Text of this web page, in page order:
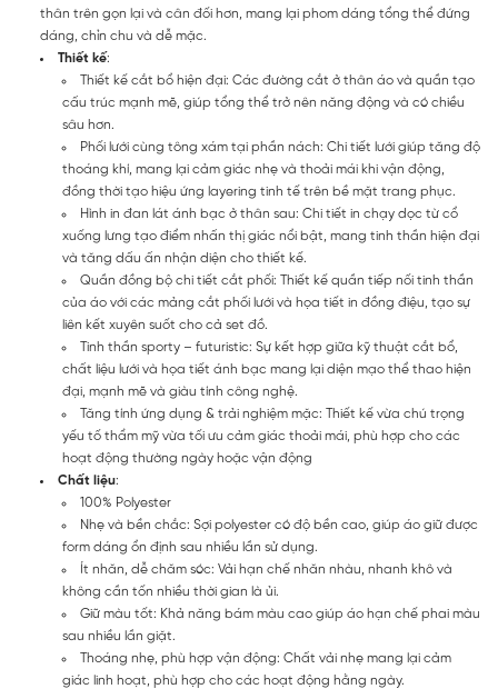
thân trên gọn lại và cân đối hơn, mang lại phom dáng tổng thể đứng
dáng, chỉn chu và dễ mặc.
Thiết kế:
Thiết kế cắt bổ hiện đại: Các đường cắt ở thân áo và quần tạo
cấu trúc mạnh mẽ, giúp tổng thể trở nên năng động và có chiều
sâu hơn.
Phối lưới cùng tông xám tại phần nách: Chi tiết lưới giúp tăng độ
thoáng khí, mang lại cảm giác nhẹ và thoải mái khi vận động,
đồng thời tạo hiệu ứng layering tinh tế trên bề mặt trang phục.
Hình in đan lát ánh bạc ở thân sau: Chi tiết in chạy dọc từ cổ
xuống lưng tạo điểm nhấn thị giác nổi bật, mang tinh thần hiện đại
và tăng dấu ấn nhận diện cho thiết kế.
Quần đồng bộ chi tiết cắt phối: Thiết kế quần tiếp nối tinh thần
của áo với các mảng cắt phối lưới và họa tiết in đồng điệu, tạo sự
liên kết xuyên suốt cho cả set đồ.
Tinh thần sporty – futuristic: Sự kết hợp giữa kỹ thuật cắt bổ,
chất liệu lưới và họa tiết ánh bạc mang lại diện mạo thể thao hiện
đại, mạnh mẽ và giàu tính công nghệ.
Tăng tính ứng dụng & trải nghiệm mặc: Thiết kế vừa chú trọng
yếu tố thẩm mỹ vừa tối ưu cảm giác thoải mái, phù hợp cho các
hoạt động thường ngày hoặc vận động
Chất liệu:
100% Polyester
Nhẹ và bền chắc: Sợi polyester có độ bền cao, giúp áo giữ được
form dáng ổn định sau nhiều lần sử dụng.
Ít nhăn, dễ chăm sóc: Vải hạn chế nhăn nhàu, nhanh khô và
không cần tốn nhiều thời gian là ủi.
Giữ màu tốt: Khả năng bám màu cao giúp áo hạn chế phai màu
sau nhiều lần giặt.
Thoáng nhẹ, phù hợp vận động: Chất vải nhẹ mang lại cảm
giác linh hoạt, phù hợp cho các hoạt động hằng ngày.